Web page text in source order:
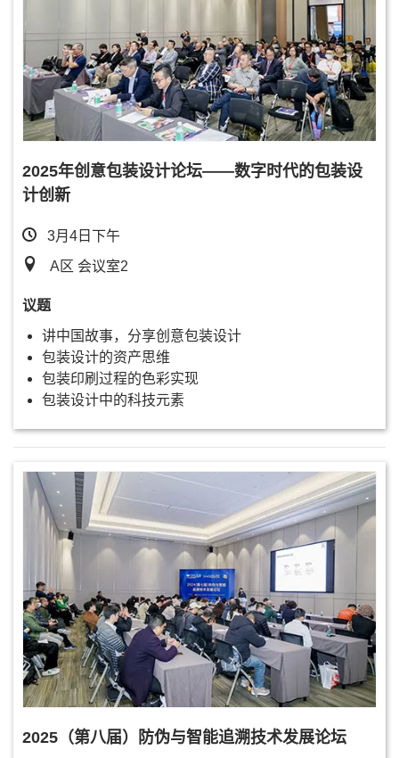
2025年创意包装设计论坛——数字时代的包装设
计创新
3月4日下午
A区 会议室2
议题
讲中国故事，分享创意包装设计
包装设计的资产思维
包装印刷过程的色彩实现
包装设计中的科技元素
2025（第八届）防伪与智能追溯技术发展论坛